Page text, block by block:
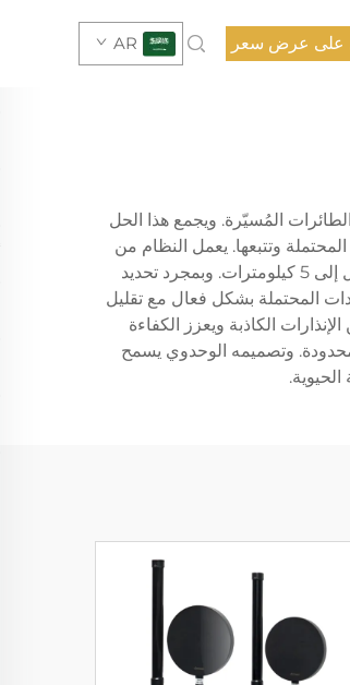
على عرض سعر AR
المُسيّرة. ويجمع هذا الحل
وتتبعها. يعمل النظام من
خلال واجهة قيادة وسيطرة متطورة توفر مراقبة في الوقت الفعلي وتقييمًا للتهديد، وهو قادر على اكتشاف الطائرات المُسيّرة على مسافات تصل إلى 5 كيلومترات. وبمجرد تحديد
المحتملة بشكل فعال مع تقليل
الكاذبة ويعزز الكفاءة
محدودة. وتصميمه الوحدوي يسمح